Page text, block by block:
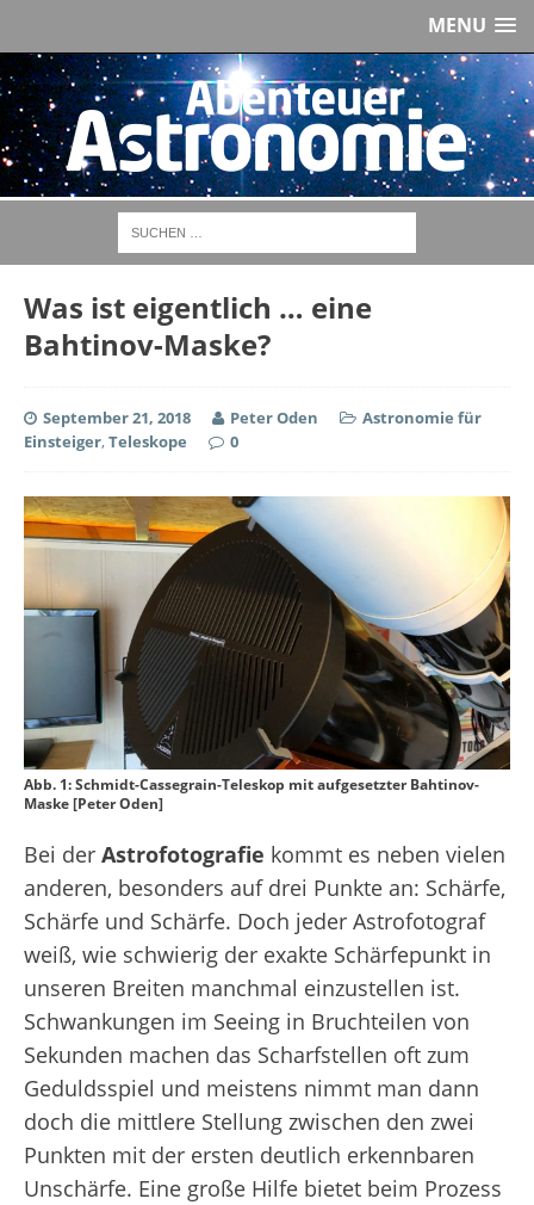
MENU
Was ist eigentlich … eine
Bahtinov-Maske?
September 21, 2018 Peter Oden
Astronomie für
Einsteiger,Teleskope 0
Abb. 1: Schmidt-Cassegrain-Teleskop mit aufgesetzter Bahtinov-
Maske [Peter Oden]
Bei der Astrofotografie kommt es neben vielen
anderen, besonders auf drei Punkte an: Schärfe,
Schärfe und Schärfe. Doch jeder Astrofotograf
weiß, wie schwierig der exakte Schärfepunkt in
unseren Breiten manchmal einzustellen ist.
Schwankungen im Seeing in Bruchteilen von
Sekunden machen das Scharfstellen oft zum
Geduldsspiel und meistens nimmt man dann
doch die mittlere Stellung zwischen den zwei
Punkten mit der ersten deutlich erkennbaren
Unschärfe. Eine große Hilfe bietet beim Prozess